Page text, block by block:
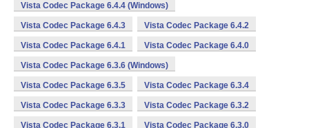
Vista Codec Package 6.4.4 (Windows)
Vista Codec Package 6.4.3 Vista Codec Package 6.4.2
Vista Codec Package 6.4.1 Vista Codec Package 6.4.0
Vista Codec Package 6.3.6 (Windows)
Vista Codec Package 6.3.5 Vista Codec Package 6.3.4
Vista Codec Package 6.3.3 Vista Codec Package 6.3.2
Vista Codec Package 6.3.1 Vista Codec Package 6.3.0